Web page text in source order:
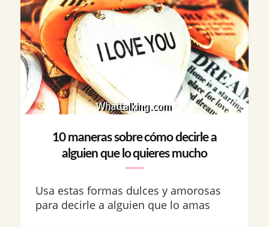
10 maneras sobre cómo decirle a
alguien que lo quieres mucho
Usa estas formas dulces y amorosas
para decirle a alguien que lo amas